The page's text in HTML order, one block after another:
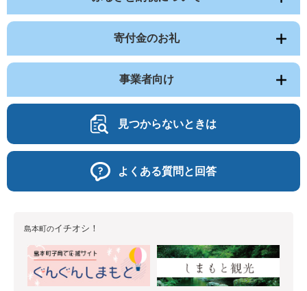
寄付金のお礼
事業者向け
見つからないときは
よくある質問と回答
島本町のイチオシ！